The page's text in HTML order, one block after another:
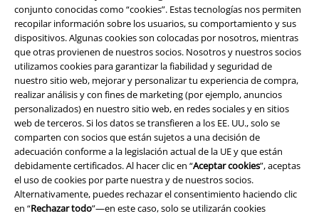
conjunto conocidas como “cookies”. Estas tecnologías nos permiten
recopilar información sobre los usuarios, su comportamiento y sus
dispositivos. Algunas cookies son colocadas por nosotros, mientras
que otras provienen de nuestros socios. Nosotros y nuestros socios
utilizamos cookies para garantizar la fiabilidad y seguridad de
nuestro sitio web, mejorar y personalizar tu experiencia de compra,
realizar análisis y con fines de marketing (por ejemplo, anuncios
personalizados) en nuestro sitio web, en redes sociales y en sitios
web de terceros. Si los datos se transfieren a los EE. UU., solo se
comparten con socios que están sujetos a una decisión de
adecuación conforme a la legislación actual de la UE y que están
debidamente certificados. Al hacer clic en “Aceptar cookies”, aceptas
el uso de cookies por parte nuestra y de nuestros socios.
Alternativamente, puedes rechazar el consentimiento haciendo clic
en “Rechazar todo”—en este caso, solo se utilizarán cookies
Cheques Regalo
Descuento para estudiantes
EMP Backstage Club
Sobre EMP
EMP Eventos
Programa de Afiliados